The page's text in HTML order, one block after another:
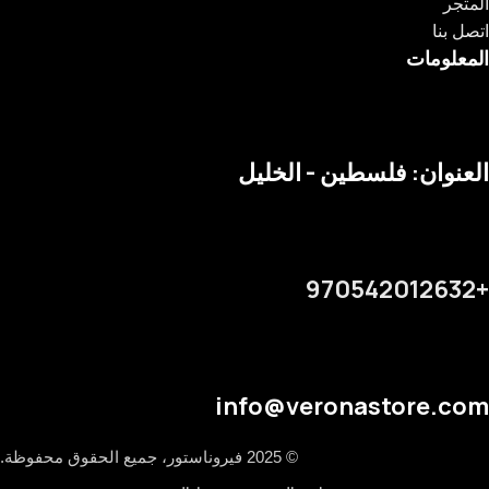
المتجر
اتصل بنا
المعلومات
العنوان: فلسطين - الخليل
+970542012632
info@veronastore.com
© 2025 فيروناستور، جميع الحقوق محفوظة.